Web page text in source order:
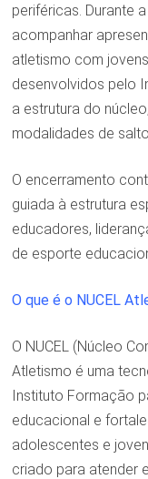
periféricas. Durante
acompanhar
atletismo com
desenvolvidos pelo
a estrutura do
modalidades de
O encerramento
guiada à estrutura
educadores,
de esporte
O que é o NUCEL
O NUCEL (Núcleo
Atletismo é uma
Instituto Formação
educacional e
adolescentes e
criado para atender